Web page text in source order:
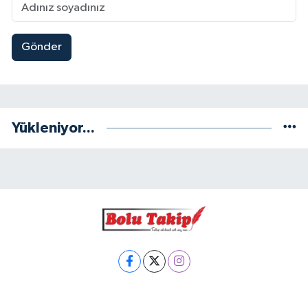
Gönder
Yükleniyor...